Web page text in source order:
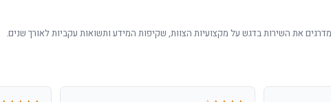
את השירות בדגש על מקצועיות הצוות, שקיפות המידע ותשואות עקביות לאורך שנים.